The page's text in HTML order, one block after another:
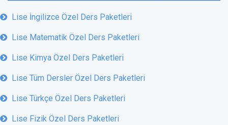
Lise İngilizce Özel Ders Paketleri
Lise Matematik Özel Ders Paketleri
Lise Kimya Özel Ders Paketleri
Lise Tüm Dersler Özel Ders Paketleri
Lise Türkçe Özel Ders Paketleri
Lise Fizik Özel Ders Paketleri